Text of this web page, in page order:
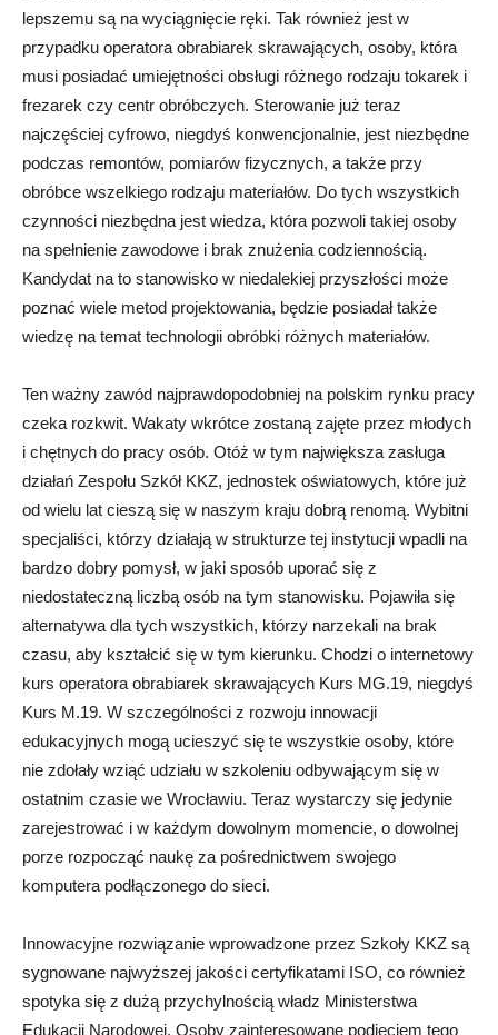
lepszemu są na wyciągnięcie ręki. Tak również jest w
przypadku operatora obrabiarek skrawających, osoby, która
musi posiadać umiejętności obsługi różnego rodzaju tokarek i
frezarek czy centr obróbczych. Sterowanie już teraz
najczęściej cyfrowo, niegdyś konwencjonalnie, jest niezbędne
podczas remontów, pomiarów fizycznych, a także przy
obróbce wszelkiego rodzaju materiałów. Do tych wszystkich
czynności niezbędna jest wiedza, która pozwoli takiej osoby
na spełnienie zawodowe i brak znużenia codziennością.
Kandydat na to stanowisko w niedalekiej przyszłości może
poznać wiele metod projektowania, będzie posiadał także
wiedzę na temat technologii obróbki różnych materiałów.
Ten ważny zawód najprawdopodobniej na polskim rynku pracy
czeka rozkwit. Wakaty wkrótce zostaną zajęte przez młodych
i chętnych do pracy osób. Otóż w tym największa zasługa
działań Zespołu Szkół KKZ, jednostek oświatowych, które już
od wielu lat cieszą się w naszym kraju dobrą renomą. Wybitni
specjaliści, którzy działają w strukturze tej instytucji wpadli na
bardzo dobry pomysł, w jaki sposób uporać się z
niedostateczną liczbą osób na tym stanowisku. Pojawiła się
alternatywa dla tych wszystkich, którzy narzekali na brak
czasu, aby kształcić się w tym kierunku. Chodzi o internetowy
kurs operatora obrabiarek skrawających Kurs MG.19, niegdyś
Kurs M.19. W szczególności z rozwoju innowacji
edukacyjnych mogą ucieszyć się te wszystkie osoby, które
nie zdołały wziąć udziału w szkoleniu odbywającym się w
ostatnim czasie we Wrocławiu. Teraz wystarczy się jedynie
zarejestrować i w każdym dowolnym momencie, o dowolnej
porze rozpocząć naukę za pośrednictwem swojego
komputera podłączonego do sieci.
Innowacyjne rozwiązanie wprowadzone przez Szkoły KKZ są
sygnowane najwyższej jakości certyfikatami ISO, co również
spotyka się z dużą przychylnością władz Ministerstwa
Edukacji Narodowej. Osoby zainteresowane podjęciem tego